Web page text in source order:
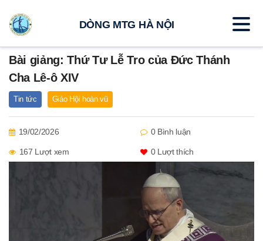
Bài giảng: Thứ Tư Lễ Tro của Đức Thánh
Cha Lê-ô XIV
Tin tức Giáo Hội hoàn vũ
19/02/2026 0 Bình luận
167 Lượt xem 0Lượt thích
DÒNG MTG HÀ NỘI